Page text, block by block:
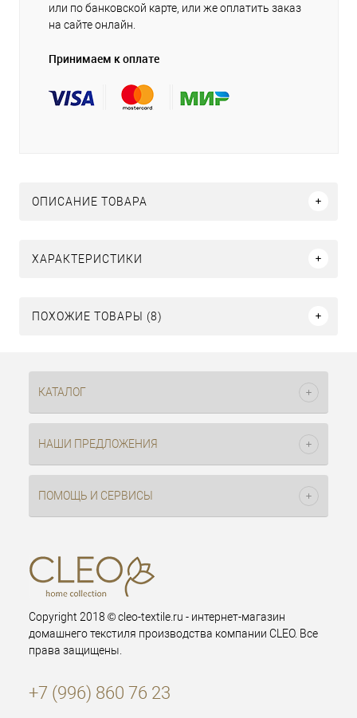
или по банковской карте, или же оплатить заказ
на сайте онлайн.
Принимаем к оплате
ОПИСАНИЕ ТОВАРА
ХАРАКТЕРИСТИКИ
ПОХОЖИЕ ТОВАРЫ (8)
КАТАЛОГ
НАШИ ПРЕДЛОЖЕНИЯ
ПОМОЩЬ И СЕРВИСЫ
Copyright 2018 © cleo-textile.ru - интернет-магазин
домашнего текстиля производства компании CLEO. Все
права защищены.
+7 (996) 860 76 23